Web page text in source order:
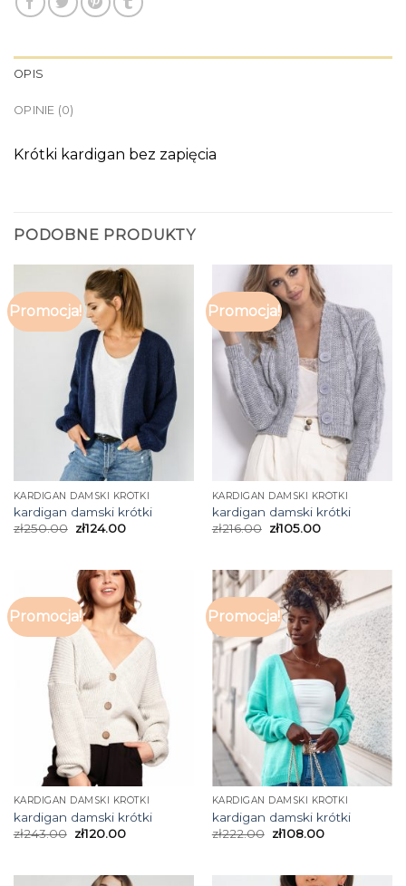
OPIS
OPINIE (0)
Krótki kardigan bez zapięcia
PODOBNE PRODUKTY
Promocja!
KARDIGAN DAMSKI KRÓTKI
kardigan damski krótki
zł250.00 zł124.00
Promocja!
KARDIGAN DAMSKI KRÓTKI
kardigan damski krótki
zł216.00 zł105.00
Promocja!
KARDIGAN DAMSKI KRÓTKI
kardigan damski krótki
zł243.00 zł120.00
Promocja!
KARDIGAN DAMSKI KRÓTKI
kardigan damski krótki
zł222.00 zł108.00